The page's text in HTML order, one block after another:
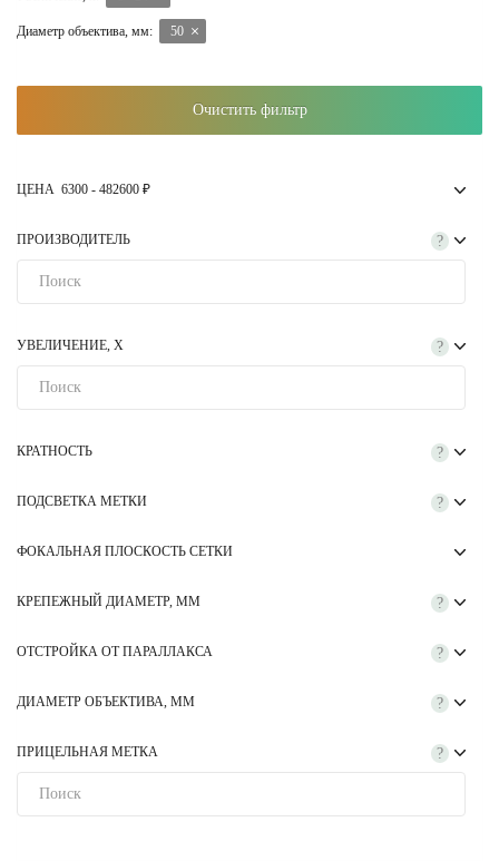
точно прицеливаться на больших дистанциях, а также наблюдать за
целями на ближних расстояниях. Оптический прицел 24х50 станет
спортсменов, ценящих точность и качество оптики.
В интернет-магазине Optics Trade вы найдете широкий ассортимент
можете купить прицел 6-24x50 с быстрой доставкой по всей России.
поддержку. Каждый оптический прицел 24х50 проходит
тщательную проверку перед отправкой. Не знаете, что выбрать?
Наши специалисты помогут! Получите бесплатную консультацию
по телефону +7 (495) 785-61-36 — мы подберем лучший вариант
Диаметр объектива, мм: 50
Очистить фильтр
ЦЕНА 6300 - 482600 ₽
?
ПРОИЗВОДИТЕЛЬ
?
УВЕЛИЧЕНИЕ, Х
?
КРАТНОСТЬ
?
ПОДСВЕТКА МЕТКИ
ФОКАЛЬНАЯ ПЛОСКОСТЬ СЕТКИ
?
КРЕПЕЖНЫЙ ДИАМЕТР, ММ
?
ОТСТРОЙКА ОТ ПАРАЛЛАКСА
?
ДИАМЕТР ОБЪЕКТИВА, ММ
?
ПРИЦЕЛЬНАЯ МЕТКА